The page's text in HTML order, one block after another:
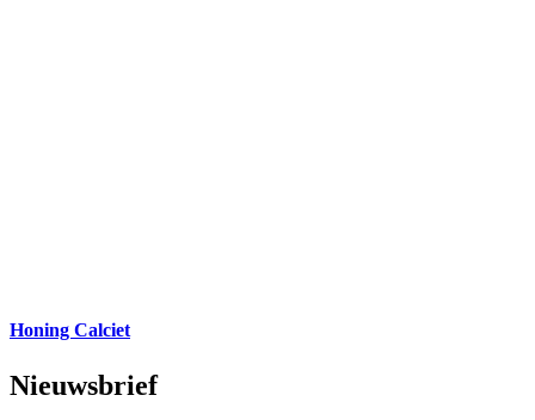
Honing Calciet
Nieuwsbrief